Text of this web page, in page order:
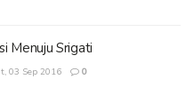
Menuju Srigati
03 Sep 2016 0